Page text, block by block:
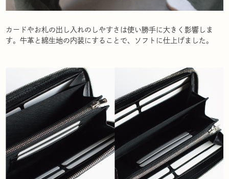
カードやお札の出し入れのしやすさは使い勝手に大きく影響しま
す。牛革と綿生地の内装にすることで、ソフトに仕上げました。